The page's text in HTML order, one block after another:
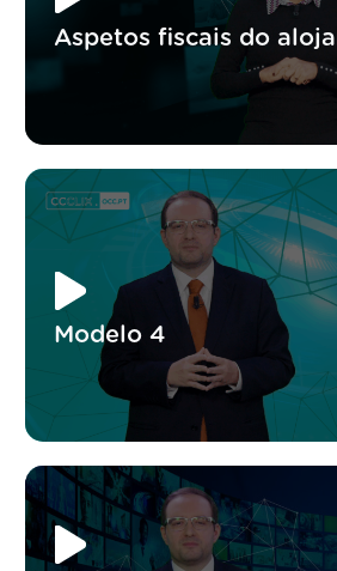
Aspetos fiscais do
Modelo 4